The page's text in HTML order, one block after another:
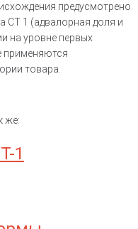
предусмотрено
СТ 1 (адвалорная доля и
на уровне первых
применяются
товара.
же:
1